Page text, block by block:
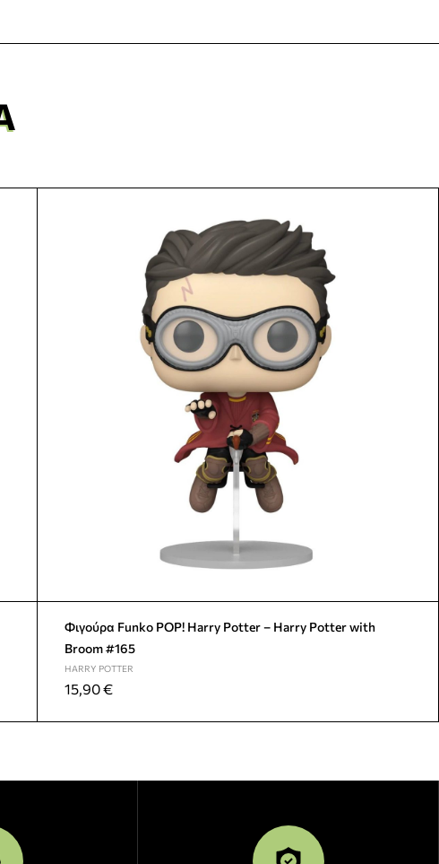
Φιγούρα Funko POP! Harry Potter – Harry Potter with
Broom #165
HARRY POTTER
15,90€